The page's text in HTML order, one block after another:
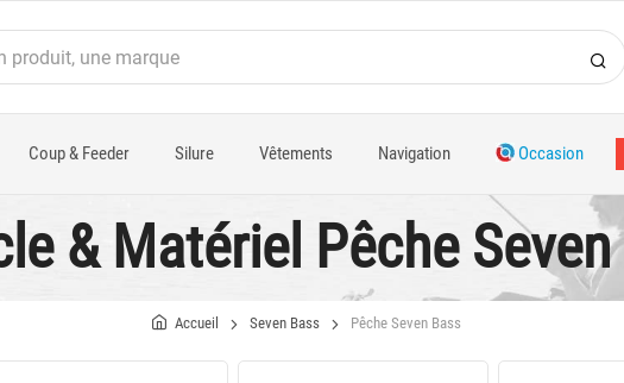
Coup & Feeder Silure Vêtements Navigation Occasion
& Matériel Pêche
Accueil Seven Bass Pêche Seven Bass